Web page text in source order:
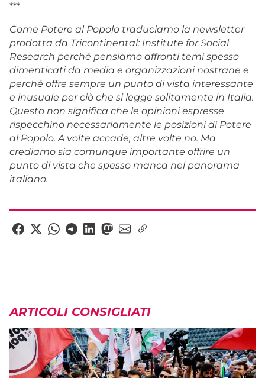
***
Come Potere al Popolo traduciamo la newsletter
prodotta da Tricontinental: Institute for Social
Research perché pensiamo affronti temi spesso
dimenticati da media e organizzazioni nostrane e
perché offre sempre un punto di vista interessante
e inusuale per ciò che si legge solitamente in Italia.
Questo non significa che le opinioni espresse
rispecchino necessariamente le posizioni di Potere
al Popolo. A volte accade, altre volte no. Ma
crediamo sia comunque importante offrire un
punto di vista che spesso manca nel panorama
italiano.
ARTICOLI CONSIGLIATI